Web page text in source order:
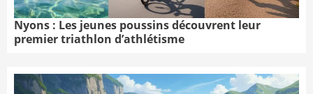
Nyons : Les jeunes poussins découvrent leur
premier triathlon d’athlétisme